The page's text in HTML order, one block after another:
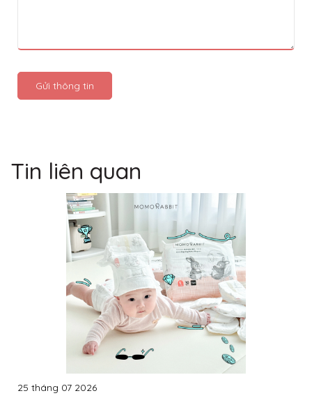
Gửi thông tin
Tin liên quan
25 tháng 07 2026